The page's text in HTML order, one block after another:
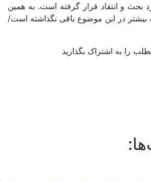
بحث و انتقاد قرار گرفته است. به همین
بیشتر در این موضوع باقی نگذاشته است/
را به اشتراک بگذارید